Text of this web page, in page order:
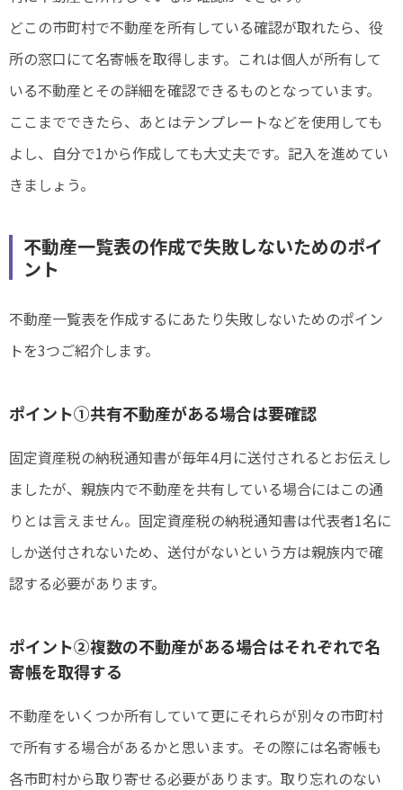
どこの市町村で不動産を所有している確認が取れたら、役
所の窓口にて名寄帳を取得します。これは個人が所有して
いる不動産とその詳細を確認できるものとなっています。
ここまでできたら、あとはテンプレートなどを使用しても
よし、自分で1から作成しても大丈夫です。記入を進めてい
きましょう。
不動産一覧表の作成で失敗しないためのポイ
ント
不動産一覧表を作成するにあたり失敗しないためのポイン
トを3つご紹介します。
ポイント①共有不動産がある場合は要確認
固定資産税の納税通知書が毎年4月に送付されるとお伝えし
ましたが、親族内で不動産を共有している場合にはこの通
りとは言えません。固定資産税の納税通知書は代表者1名に
しか送付されないため、送付がないという方は親族内で確
認する必要があります。
ポイント②複数の不動産がある場合はそれぞれで名
寄帳を取得する
不動産をいくつか所有していて更にそれらが別々の市町村
で所有する場合があるかと思います。その際には名寄帳も
各市町村から取り寄せる必要があります。取り忘れのない